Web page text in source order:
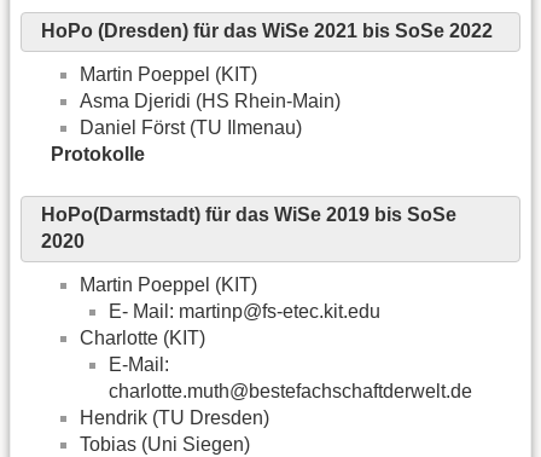
HoPo (Dresden) für das WiSe 2021 bis SoSe 2022
Martin Poeppel (KIT)
Asma Djeridi (HS Rhein-Main)
Daniel Först (TU Ilmenau)
Protokolle
HoPo(Darmstadt) für das WiSe 2019 bis SoSe
2020
Martin Poeppel (KIT)
E- Mail: martinp@fs-etec.kit.edu
Charlotte (KIT)
E-Mail:
charlotte.muth@bestefachschaftderwelt.de
Hendrik (TU Dresden)
Tobias (Uni Siegen)